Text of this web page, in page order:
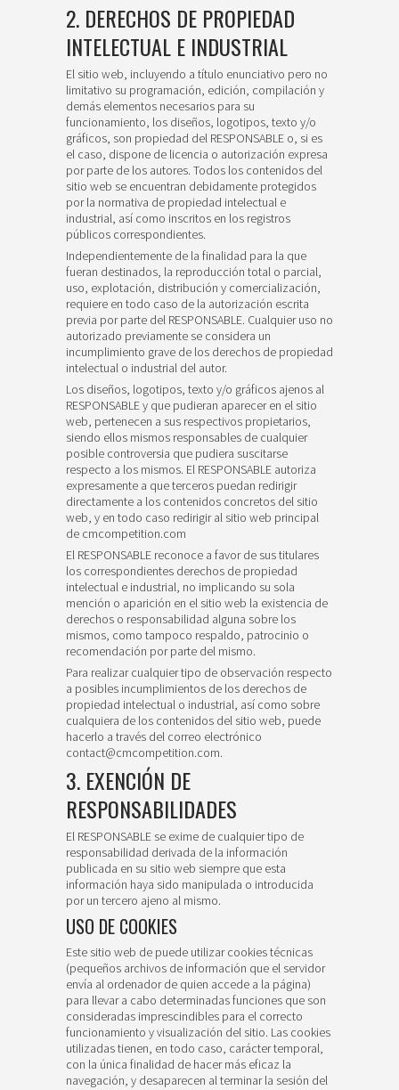
2. DERECHOS DE PROPIEDAD
INTELECTUAL E INDUSTRIAL
El sitio web, incluyendo a título enunciativo pero no
limitativo su programación, edición, compilación y
demás elementos necesarios para su
funcionamiento, los diseños, logotipos, texto y/o
gráficos, son propiedad del RESPONSABLE o, si es
el caso, dispone de licencia o autorización expresa
por parte de los autores. Todos los contenidos del
sitio web se encuentran debidamente protegidos
por la normativa de propiedad intelectual e
industrial, así como inscritos en los registros
públicos correspondientes.
Independientemente de la finalidad para la que
fueran destinados, la reproducción total o parcial,
uso, explotación, distribución y comercialización,
requiere en todo caso de la autorización escrita
previa por parte del RESPONSABLE. Cualquier uso no
autorizado previamente se considera un
incumplimiento grave de los derechos de propiedad
intelectual o industrial del autor.
Los diseños, logotipos, texto y/o gráficos ajenos al
RESPONSABLE y que pudieran aparecer en el sitio
web, pertenecen a sus respectivos propietarios,
siendo ellos mismos responsables de cualquier
posible controversia que pudiera suscitarse
respecto a los mismos. El RESPONSABLE autoriza
expresamente a que terceros puedan redirigir
directamente a los contenidos concretos del sitio
web, y en todo caso redirigir al sitio web principal
de cmcompetition.com
El RESPONSABLE reconoce a favor de sus titulares
los correspondientes derechos de propiedad
intelectual e industrial, no implicando su sola
mención o aparición en el sitio web la existencia de
derechos o responsabilidad alguna sobre los
mismos, como tampoco respaldo, patrocinio o
recomendación por parte del mismo.
Para realizar cualquier tipo de observación respecto
a posibles incumplimientos de los derechos de
propiedad intelectual o industrial, así como sobre
cualquiera de los contenidos del sitio web, puede
hacerlo a través del correo electrónico
contact@cmcompetition.com.
3. EXENCIÓN DE
RESPONSABILIDADES
El RESPONSABLE se exime de cualquier tipo de
responsabilidad derivada de la información
publicada en su sitio web siempre que esta
información haya sido manipulada o introducida
por un tercero ajeno al mismo.
USO DE COOKIES
Este sitio web de puede utilizar cookies técnicas
(pequeños archivos de información que el servidor
envía al ordenador de quien accede a la página)
para llevar a cabo determinadas funciones que son
consideradas imprescindibles para el correcto
funcionamiento y visualización del sitio. Las cookies
utilizadas tienen, en todo caso, carácter temporal,
con la única finalidad de hacer más eficaz la
navegación, y desaparecen al terminar la sesión del